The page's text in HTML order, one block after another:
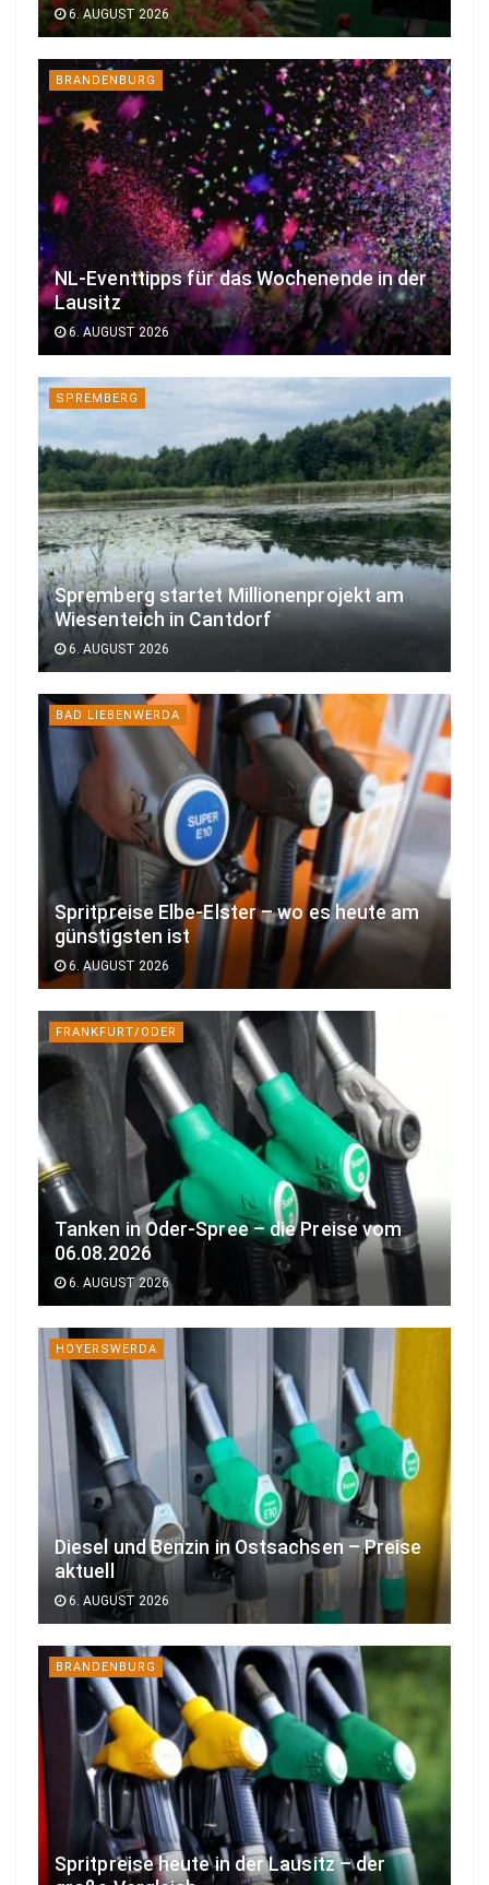
6. AUGUST 2026
BRANDENBURG
NL-Eventtipps für das Wochenende in der
Lausitz
6. AUGUST 2026
SPREMBERG
Spremberg startet Millionenprojekt am
Wiesenteich in Cantdorf
6. AUGUST 2026
BAD LIEBENWERDA
Spritpreise Elbe-Elster – wo es heute am
günstigsten ist
6. AUGUST 2026
FRANKFURT/ODER
Tanken in Oder-Spree – die Preise vom
06.08.2026
6. AUGUST 2026
HOYERSWERDA
Diesel und Benzin in Ostsachsen – Preise
aktuell
6. AUGUST 2026
BRANDENBURG
Spritpreise heute in der Lausitz – der